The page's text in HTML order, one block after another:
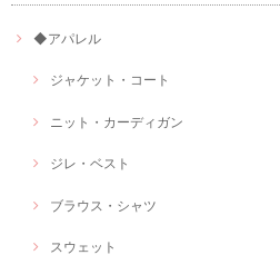
◆アパレル
ジャケット・コート
ニット・カーディガン
ジレ・ベスト
ブラウス・シャツ
スウェット